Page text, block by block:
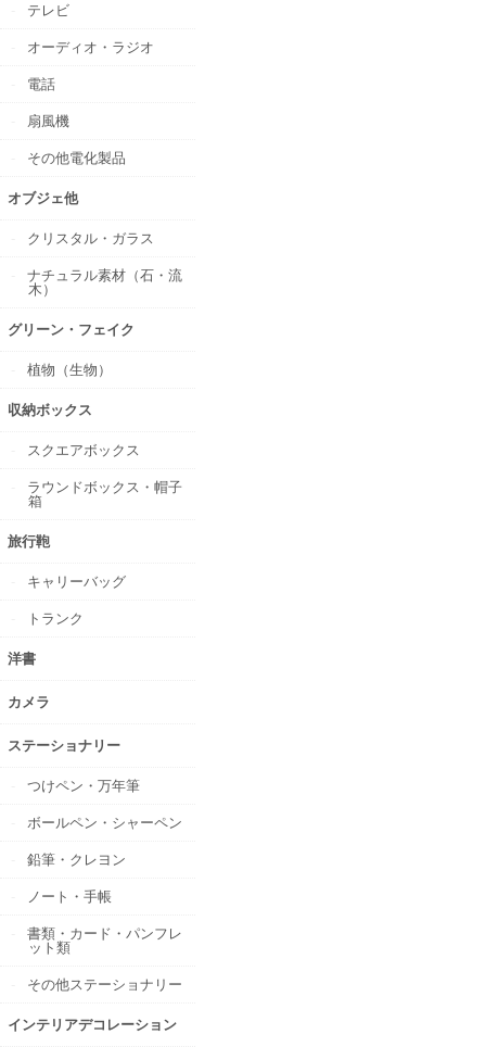
テレビ
オーディオ・ラジオ
電話
扇風機
その他電化製品
オブジェ他
クリスタル・ガラス
ナチュラル素材（石・流
木）
グリーン・フェイク
植物（生物）
収納ボックス
スクエアボックス
ラウンドボックス・帽子
箱
旅行鞄
キャリーバッグ
トランク
洋書
カメラ
ステーショナリー
つけペン・万年筆
ボールペン・シャーペン
鉛筆・クレヨン
ノート・手帳
書類・カード・パンフレ
ット類
その他ステーショナリー
インテリアデコレーション